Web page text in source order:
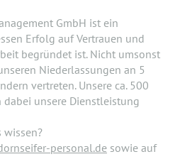
GmbH ist ein
Erfolg auf Vertrauen und
begründet ist. Nicht umsonst
Niederlassungen an 5
vertreten. Unsere ca. 500
unsere Dienstleistung
wissen?
personal.de sowie auf